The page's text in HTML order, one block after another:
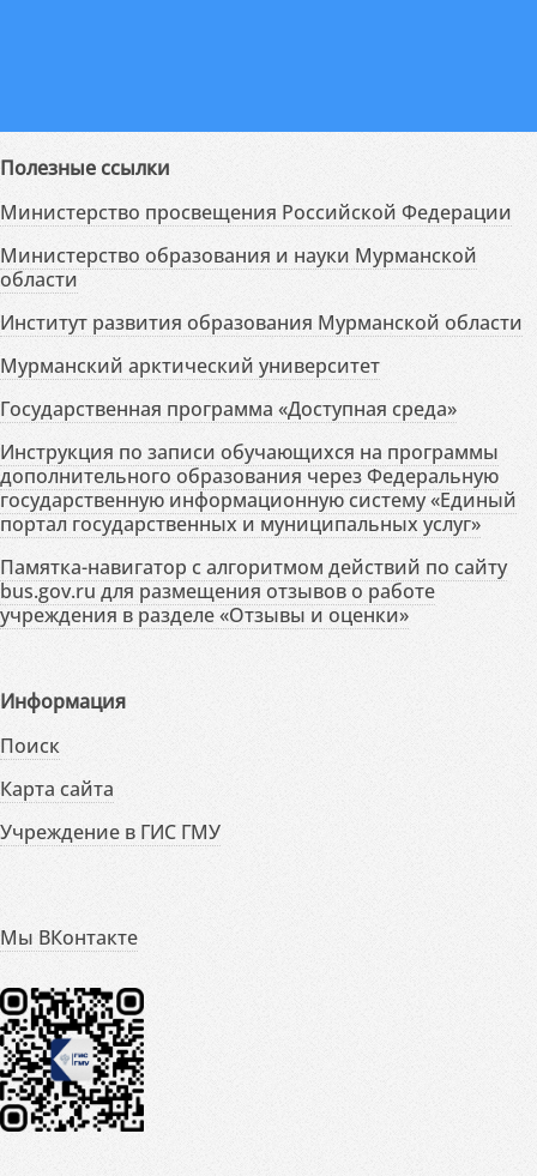
Полезные ссылки
Министерство просвещения Российской Федерации
Министерство образования и науки Мурманской
области
Институт развития образования Мурманской области
Мурманский арктический университет
Государственная программа «Доступная среда»
Инструкция по записи обучающихся на программы
дополнительного образования через Федеральную
государственную информационную систему «Единый
портал государственных и муниципальных услуг»
Памятка-навигатор с алгоритмом действий по сайту
bus.gov.ru для размещения отзывов о работе
учреждения в разделе «Отзывы и оценки»
Информация
Поиск
Карта сайта
Учреждение в ГИС ГМУ
Мы ВКонтакте